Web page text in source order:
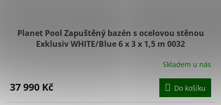
Planet Pool Zapuštěný bazén s ocelovou stěnou
Exklusiv WHITE/Blue 6 x 3 x 1,5 m 0032
Skladem u nás
37 990 Kč Do košíku